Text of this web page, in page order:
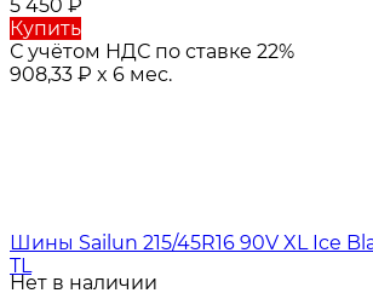
5 450 ₽
Купить
С учётом НДС по ставке 22%
908,33 ₽ x 6 мес.
Шины Sailun 215/45R16 90V XL Ice
TL
Нет в наличии